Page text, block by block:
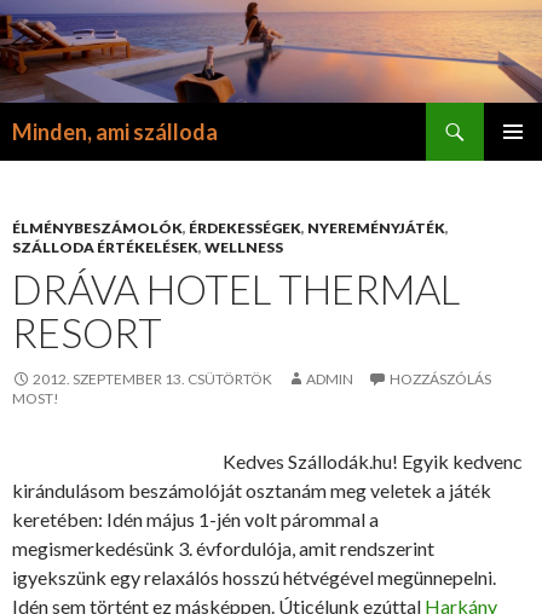
Minden, ami szálloda
ÉLMÉNYBESZÁMOLÓK, ÉRDEKESSÉGEK, NYEREMÉNYJÁTÉK,
SZÁLLODA ÉRTÉKELÉSEK, WELLNESS
DRÁVA HOTEL THERMAL
RESORT
2012. SZEPTEMBER 13. CSÜTÖRTÖK ADMIN
HOZZÁSZÓLÁS
MOST!
Kedves Szállodák.hu! Egyik kedvenc
kirándulásom beszámolóját osztanám meg veletek a játék
keretében: Idén május 1-jén volt párommal a
megismerkedésünk 3. évfordulója, amit rendszerint
igyekszünk egy relaxálós hosszú hétvégével megünnepelni.
Idén sem történt ez másképpen. Úticélunk ezúttal Harkány